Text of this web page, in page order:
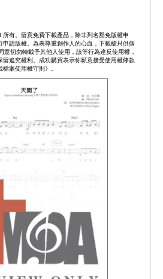
所有。留意免費下載產品，除非列名豁免版權申
請版權。為表尊重創作人的心血，下載檔只供個
意切勿轉載予其他人使用，該等行為違反使用權，
留追究權利。成功購買表示你願意接受使用權條款
案使用權守則》。